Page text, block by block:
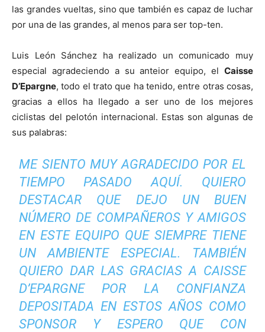
las grandes vueltas, sino que también es capaz de luchar
por una de las grandes, al menos para ser top-ten.
Luis León Sánchez ha realizado un comunicado muy
especial agradeciendo a su anteior equipo, el Caisse
D’Epargne, todo el trato que ha tenido, entre otras cosas,
gracias a ellos ha llegado a ser uno de los mejores
ciclistas del pelotón internacional. Estas son algunas de
sus palabras:
ME SIENTO MUY AGRADECIDO POR EL
TIEMPO PASADO AQUÍ. QUIERO
DESTACAR QUE DEJO UN BUEN
NÚMERO DE COMPAÑEROS Y AMIGOS
EN ESTE EQUIPO QUE SIEMPRE TIENE
UN AMBIENTE ESPECIAL. TAMBIÉN
QUIERO DAR LAS GRACIAS A CAISSE
D’EPARGNE POR LA CONFIANZA
DEPOSITADA EN ESTOS AÑOS COMO
SPONSOR Y ESPERO QUE CON